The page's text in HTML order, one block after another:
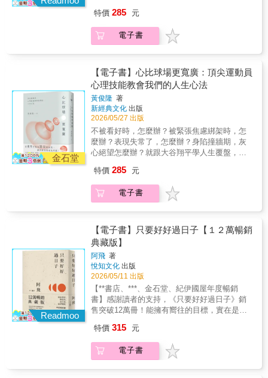
心流，跟納達爾學專注，跟喬科維奇學修復
力，跟字母哥學定義自己的成功……這些頂尖
運動員不只技能優異，心理素質更是他們鍛鍊
度，帶我們一探面對行動與競爭會遇到的各種
處境時，該如何增強心底的力量打桌球的小林
同學 同聲推薦季力康（臺師大體育與運動科學
系特聘教授）專業審定洪聰敏（臺師大體育與
運動科學系特聘教授）、黃哲斌（《天下雜
誌》編輯顧問） 專文推薦張育愷（臺師大體育
與運動科學系特聘教授兼系主任）、吳昭容
（臺師大教育心理與輔導學系教授）張仁和
（中研院民族所副研究員、台大心理系合聘副
教授）聯合推薦球場，不只讓我們隨著輸贏沮
何鍛鍊，如何燦爛，如何從低谷中爬起，甚至
跳完最後一舞，這歷程更是一本絕佳的人生通
鑑。從中，我們被激勵，被震撼，被感動，被
頂尖運動員的心理技能可以是我們的借鏡與支
柱。中年人生大轉彎，放下出版社社長身分與
事業，跑去美國念運動管理，回台後又攻讀心
理學群博士班的黃俊隆，同時也是有近二十年
經歷的棒球投手。本書從他在美、台兩地所學
與所見出發，以運動心理學觀點解析人生競技
場上會遇到的各種風浪，結合世界頂尖運動員
如大谷翔平、費德勒、納達爾、陳傑憲、戴資
的人生心法，幫助我們順境時懂得自持，逆境
時能找回自己的力量。【推薦語】◎這本書是
以深入淺出的方式，融合作者自身的經驗以及
專業知識，不僅帶領大家進入運動心理學理論
及應用領域，並且能夠活用這些心理技能來面
特價 285 元
電子書
金石堂
【電子書】心比球場更寬廣：頂尖運動員
心理技能教會我們的人生心法
黃俊隆 著
新經典文化 出版
2026/05/27 出版
不被看好時，怎麼辦？被緊張焦慮綁架時，怎
麼辦？表現失常了，怎麼辦？身陷撞牆期，灰
心絕望怎麼辦？就跟大谷翔平學人生覆盤，跟
心流，跟納達爾學專注，跟喬科維奇學修復
力，跟字母哥學定義自己的成功……這些頂尖
運動員不只技能優異，心理素質更是他們鍛鍊
度，帶我們一探面對行動與競爭會遇到的各種
處境時，該如何增強心底的力量打桌球的小林
同學 同聲推薦季力康（臺師大體育與運動科學
系特聘教授）專業審定洪聰敏（臺師大體育與
運動科學系特聘教授）、黃哲斌（《天下雜
誌》編輯顧問） 專文推薦張育愷（臺師大體育
與運動科學系特聘教授兼系主任）、吳昭容
（臺師大教育心理與輔導學系教授）張仁和
（中研院民族所副研究員、台大心理系合聘副
教授）聯合推薦球場，不只讓我們隨著輸贏沮
何鍛鍊，如何燦爛，如何從低谷中爬起，甚至
跳完最後一舞，這歷程更是一本絕佳的人生通
鑑。從中，我們被激勵，被震撼，被感動，被
特價 285 元
電子書
Readmoo
【電子書】只要好好過日子【１２萬暢銷
典藏版】
阿飛 著
悅知文化 出版
2026/05/11 出版
【**書店、***、金石堂、紀伊國屋年度暢銷
書】感謝讀者的支持，《只要好好過日子》銷
售突破12萬冊！能擁有嚮往的目標，實在是太
的吉光片羽也是努力生活的印記✦ ✧✦ ✧寫在
紛擾變動的環境，尋求安定己心，是唯一的救
贖。以『成長、與人之間、愛情、人生、夢
特價 315 元
電子書